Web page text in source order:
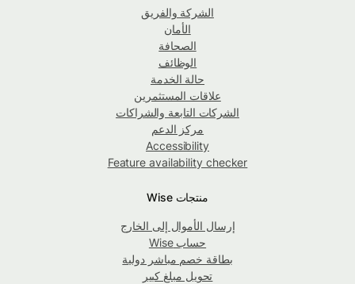
الشركة والفريق
الأمان
الصحافة
الوظائف
حالة الخدمة
علاقات المستثمرين
الشركات التابعة والشراكات
مركز الدعم
Accessibility
Feature availability checker
منتجات Wise
إرسال الأموال إلى الخارج
حساب Wise
بطاقة خصم مباشر دولية
تحويل مبلغ كبير